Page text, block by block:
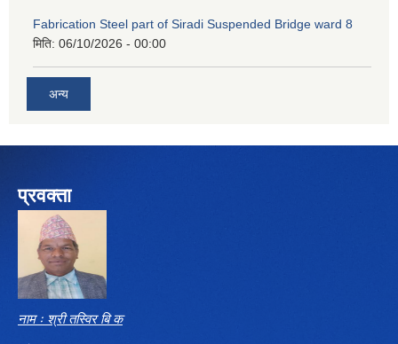
Fabrication Steel part of Siradi Suspended Bridge ward 8
मिति: 06/10/2026 - 00:00
अन्य
प्रवक्ता
नाम ः श्री तस्विर बि क